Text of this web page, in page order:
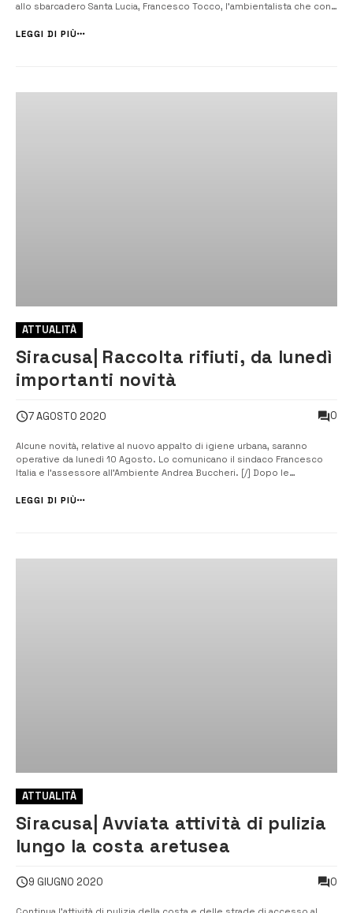
allo sbarcadero Santa Lucia, Francesco Tocco, l’ambientalista che con
tutti i rifiuti che incontra. [/] “CiccioKayak”, come ...
LEGGI DI PIÙ
ATTUALITÀ
Siracusa| Raccolta rifiuti, da lunedì
importanti novità
7 AGOSTO 2020 0
Alcune novità, relative al nuovo appalto di igiene urbana, saranno
operative da lunedì 10 Agosto. Lo comunicano il sindaco Francesco
Italia e l’assessore all’Ambiente Andrea Buccheri. [/] Dopo le
categoria, dalla prossima settimana, come stabilito dal nuovo
LEGGI DI PIÙ
ATTUALITÀ
Siracusa| Avviata attività di pulizia
lungo la costa aretusea
9 GIUGNO 2020 0